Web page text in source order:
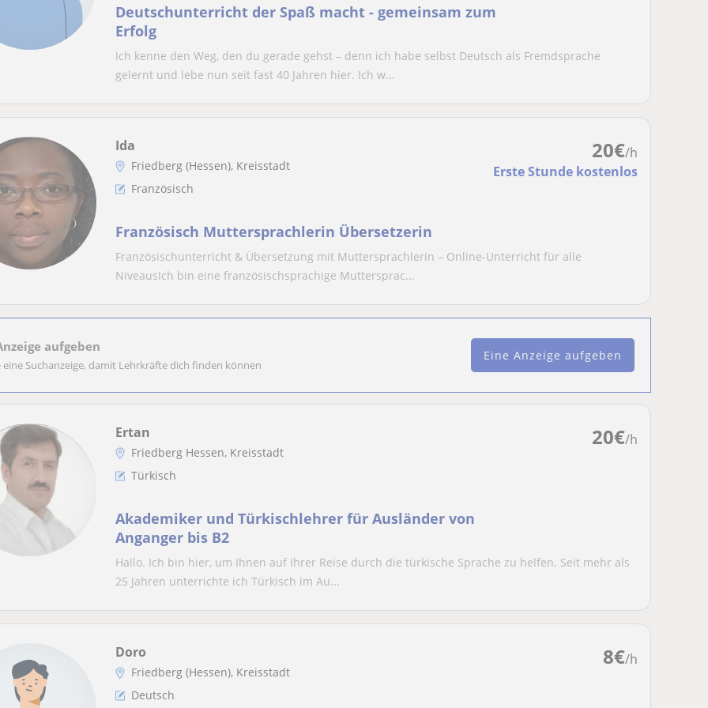
Deutschunterricht der Spaß macht - gemeinsam zum
Erfolg
Ich kenne den Weg, den du gerade gehst – denn ich habe selbst Deutsch als Fremdsprache
gelernt und lebe nun seit fast 40 Jahren hier. Ich w...
20€/h
Erste Stunde kostenlos
Ida
Friedberg (Hessen), Kreisstadt
Französisch
Französisch Muttersprachlerin Übersetzerin
Französischunterricht & Übersetzung mit Muttersprachlerin – Online-Unterricht für alle
NiveausIch bin eine französischsprachige Muttersprac...
aufgeben
eine Suchanzeige, damit Lehrkräfte dich finden können
Eine Anzeige aufgeben
20€/h
Ertan
Friedberg Hessen, Kreisstadt
Türkisch
Akademiker und Türkischlehrer für Ausländer von
Anganger bis B2
Hallo. Ich bin hier, um Ihnen auf Ihrer Reise durch die türkische Sprache zu helfen. Seit mehr als
25 Jahren unterrichte ich Türkisch im Au...
8€/h
Doro
Friedberg (Hessen), Kreisstadt
Deutsch